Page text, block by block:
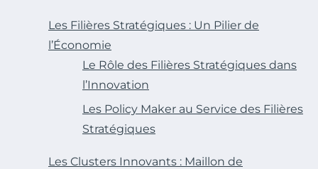
Les Filières Stratégiques : Un Pilier de
l’Économie
Le Rôle des Filières Stratégiques dans
l’Innovation
Les Policy Maker au Service des Filières
Stratégiques
Les Clusters Innovants : Maillon de